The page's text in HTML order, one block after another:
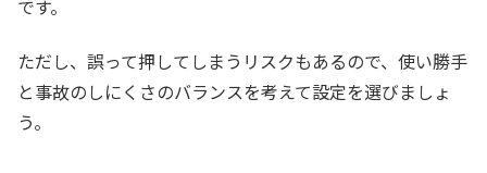
です。
ただし、誤って押してしまうリスクもあるので、使い勝手
と事故のしにくさのバランスを考えて設定を選びましょ
う。